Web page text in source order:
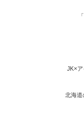
「
JK×ア
北海道